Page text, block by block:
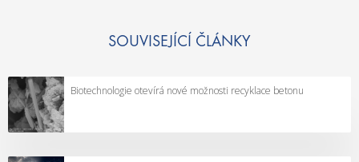
SOUVISEJÍCÍ ČLÁNKY
Biotechnologie otevírá nové možnosti recyklace betonu